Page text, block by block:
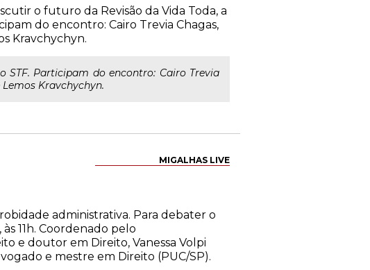
o futuro da Revisão da Vida Toda, a
do encontro: Cairo Trevia Chagas,
Kravchychyn.
STF. Participam do encontro: Cairo Trevia
Kravchychyn.
MIGALHAS LIVE
administrativa. Para debater o
11h. Coordenado pelo
e doutor em Direito, Vanessa Volpi
e mestre em Direito (PUC/SP).